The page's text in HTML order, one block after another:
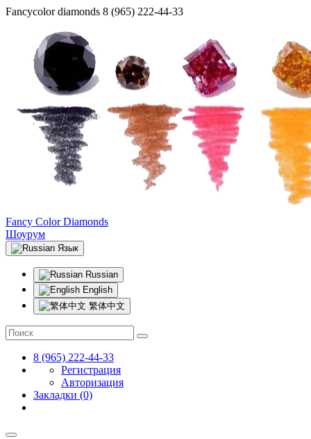
Fancycolor diamonds 8 (965) 222-44-33
Fancy Color Diamonds
Шоурум
Язык
Russian
English
繁体中文
8 (965) 222-44-33
Регистрация
Авторизация
Закладки (0)